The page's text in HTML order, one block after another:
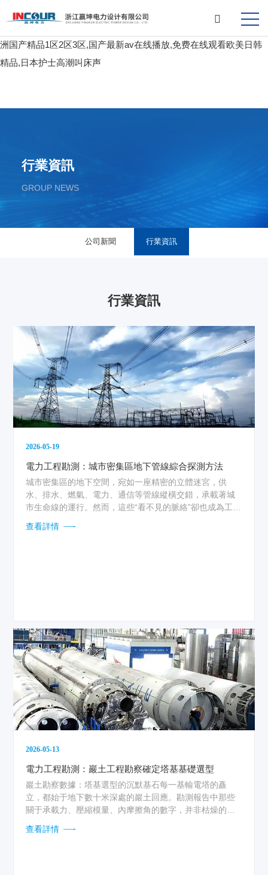
费视频,真实国产乱子伦视频在线,伊人久久大香线蕉综合四虎小说,亚
洲国产精品1区2区3区,国产最新av在线播放,免费在线观看欧美日韩
精品,日本护士高潮叫床声
行業資訊
GROUP NEWS
公司新聞 行業資訊
行業資訊
2026-05-19
電力工程勘測：城市密集區地下管線綜合探測方法
城市密集區的地下空間，宛如一座精密的立體迷宮，供
水、排水、燃氣、電力、通信等管線縱橫交錯，承載著城
市生命線的運行。然而，這些“看不見的脈絡”卻也成為工程
查看詳情
2026-05-13
電力工程勘測：巖土工程勘察確定塔基基礎選型
巖土勘察數據：塔基選型的沉默基石每一基輸電塔的矗
立，都始于地下數十米深處的巖土回應。勘測報告中那些
關于承載力、壓縮模量、內摩擦角的數字，并非枯燥的符
查看詳情